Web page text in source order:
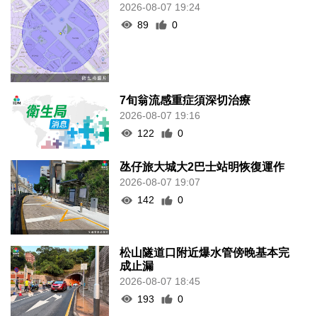
2026-08-07 19:24
89
0
7旬翁流感重症須深切治療
2026-08-07 19:16
122
0
氹仔旅大城大2巴士站明恢復運作
2026-08-07 19:07
142
0
松山隧道口附近爆水管傍晚基本完
成止漏
2026-08-07 18:45
193
0